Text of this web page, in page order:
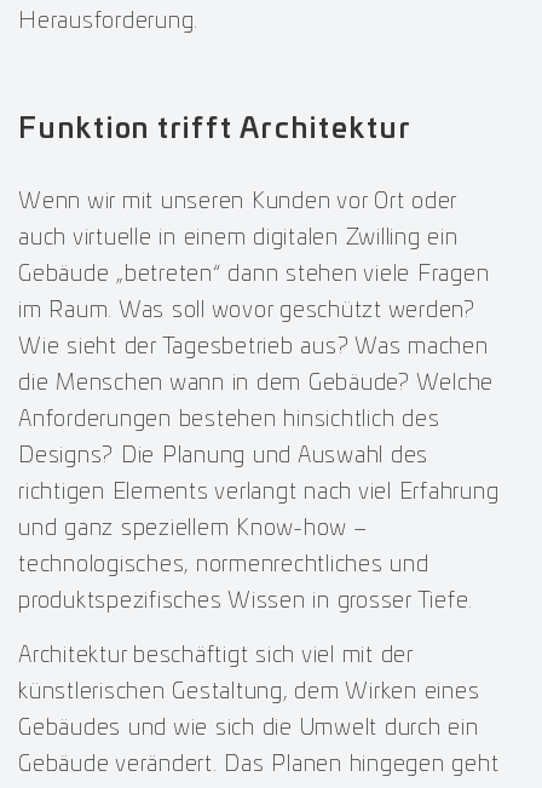
Herausforderung.
Funktion trifft Architektur
Wenn wir mit unseren Kunden vor Ort oder
auch virtuelle in einem digitalen Zwilling ein
Gebäude „betreten“ dann stehen viele Fragen
im Raum. Was soll wovor geschützt werden?
Wie sieht der Tagesbetrieb aus? Was machen
die Menschen wann in dem Gebäude? Welche
Anforderungen bestehen hinsichtlich des
Designs? Die Planung und Auswahl des
richtigen Elements verlangt nach viel Erfahrung
und ganz speziellem Know-how –
technologisches, normenrechtliches und
produktspezifisches Wissen in grosser Tiefe.
Architektur beschäftigt sich viel mit der
künstlerischen Gestaltung, dem Wirken eines
Gebäudes und wie sich die Umwelt durch ein
Gebäude verändert. Das Planen hingegen geht